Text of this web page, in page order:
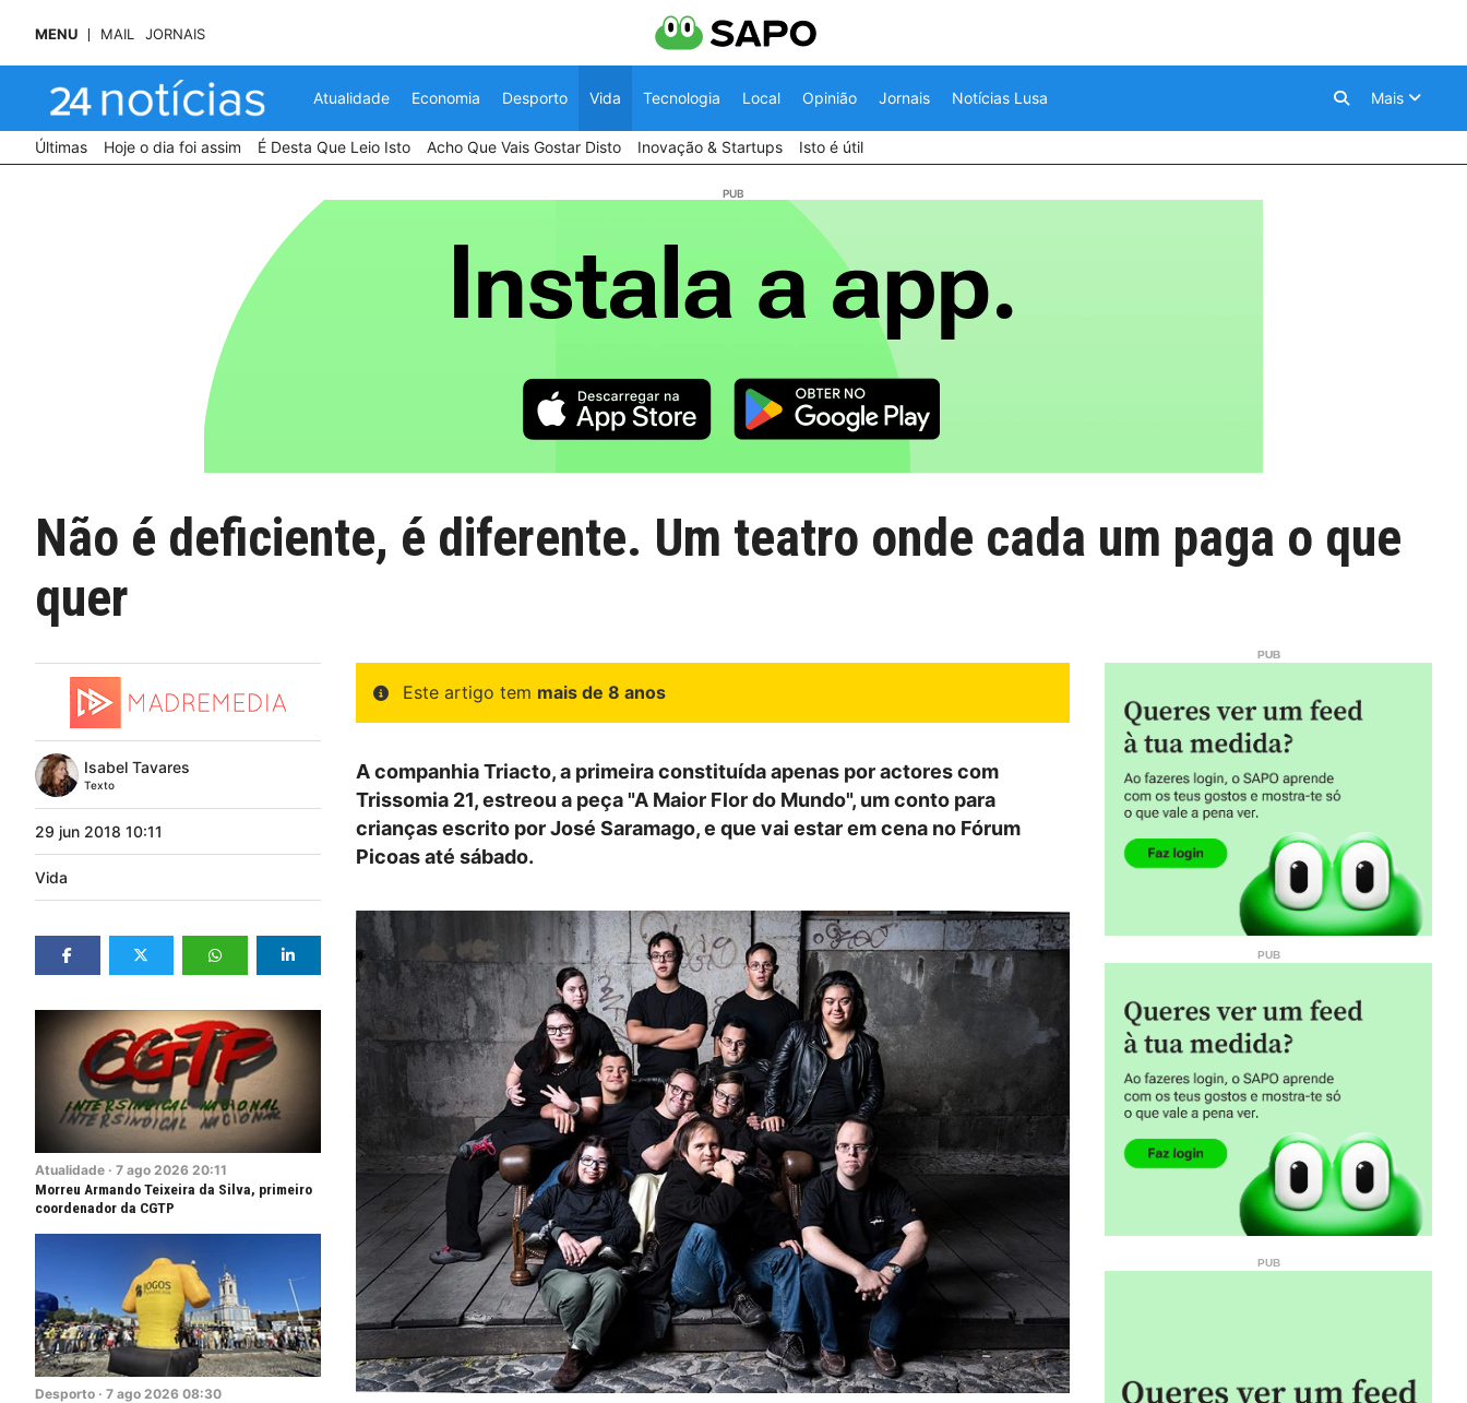
MENU MAIL JORNAIS
Atualidade Economia Desporto Vida Tecnologia Local Opinião Jornais Notícias Lusa Mais
Últimas Hoje o dia foi assim É Desta Que Leio Isto Acho Que Vais Gostar Disto Inovação & Startups Isto é útil
Não é deficiente, é diferente. Um teatro onde cada um paga o que
quer
Isabel Tavares
Texto
29 jun 2018 10:11
Vida
Atualidade · 7 ago 2026 20:11
Morreu Armando Teixeira da Silva, primeiro
coordenador da CGTP
Desporto · 7 ago 2026 08:30
Este artigo tem mais de 8 anos
A companhia Triacto, a primeira constituída apenas por actores com
Trissomia 21, estreou a peça "A Maior Flor do Mundo", um conto para
crianças escrito por José Saramago, e que vai estar em cena no Fórum
Picoas até sábado.